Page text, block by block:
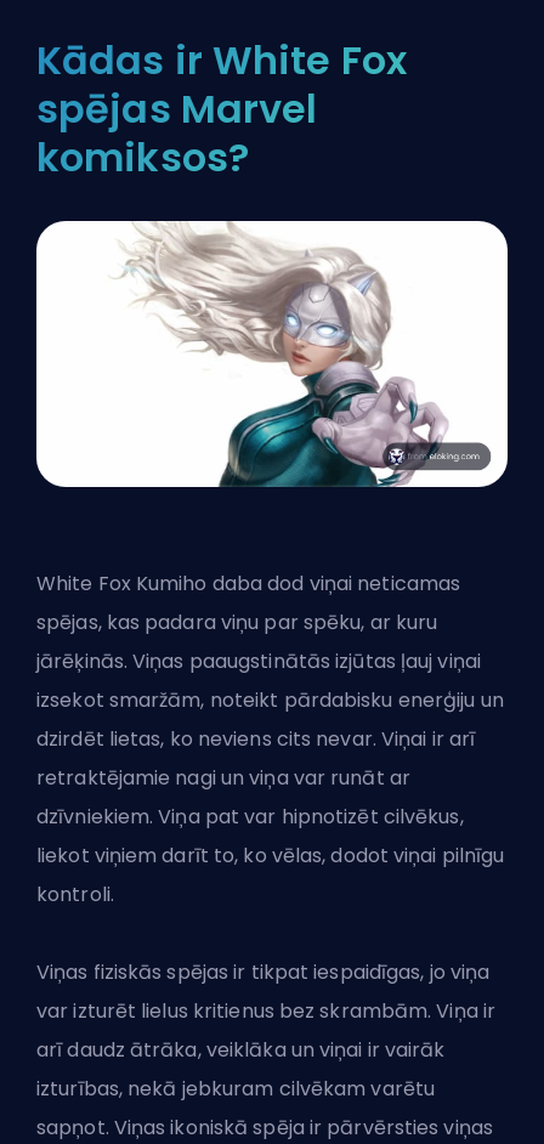
Kādas ir White Fox
spējas Marvel
komiksos?
White Fox Kumiho daba dod viņai neticamas
spējas, kas padara viņu par spēku, ar kuru
jārēķinās. Viņas paaugstinātās izjūtas ļauj viņai
izsekot smaržām, noteikt pārdabisku enerģiju un
dzirdēt lietas, ko neviens cits nevar. Viņai ir arī
retraktējamie nagi un viņa var runāt ar
dzīvniekiem. Viņa pat var hipnotizēt cilvēkus,
liekot viņiem darīt to, ko vēlas, dodot viņai pilnīgu
kontroli.
Viņas fiziskās spējas ir tikpat iespaidīgas, jo viņa
var izturēt lielus kritienus bez skrambām. Viņa ir
arī daudz ātrāka, veiklāka un viņai ir vairāk
izturības, nekā jebkuram cilvēkam varētu
sapņot. Viņas ikoniskā spēja ir pārvērsties viņas